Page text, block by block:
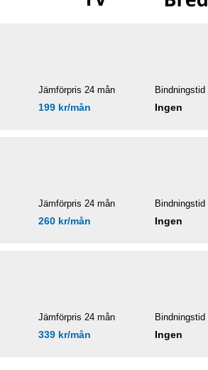
Jämförpris 24 mån
199 kr/mån
Bindningstid
Ingen
Jämförpris 24 mån
260 kr/mån
Bindningstid
Ingen
Jämförpris 24 mån
339 kr/mån
Bindningstid
Ingen